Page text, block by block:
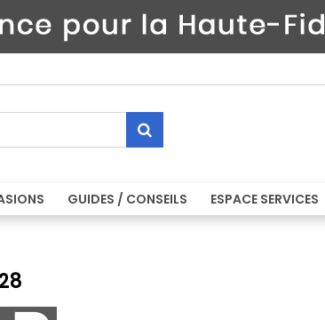
GUIDES / CONSEILS ESPACE SERVICES